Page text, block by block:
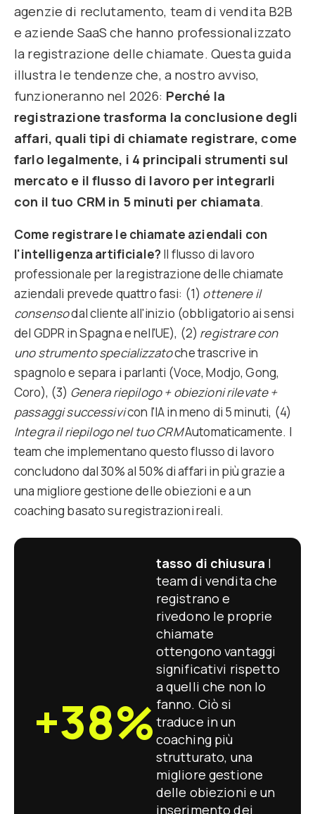
agenzie di reclutamento, team di vendita B2B
e aziende SaaS che hanno professionalizzato
la registrazione delle chiamate. Questa guida
illustra le tendenze che, a nostro avviso,
funzioneranno nel 2026: Perché la
registrazione trasforma la conclusione degli
affari, quali tipi di chiamate registrare, come
farlo legalmente, i 4 principali strumenti sul
mercato e il flusso di lavoro per integrarli
con il tuo CRM in 5 minuti per chiamata.
Come registrare le chiamate aziendali con
l'intelligenza artificiale?Il flusso di lavoro
professionale per la registrazione delle chiamate
aziendali prevede quattro fasi: (1) ottenere il
consensodal cliente all'inizio (obbligatorio ai sensi
del GDPR in Spagna e nell'UE), (2) registrare con
uno strumento specializzatoche trascrive in
spagnolo e separa i parlanti (Voce, Modjo, Gong,
Coro), (3) Genera riepilogo + obiezioni rilevate +
passaggi successivicon l'IA in meno di 5 minuti, (4)
Integra il riepilogo nel tuo CRMAutomaticamente. I
team che implementano questo flusso di lavoro
concludono dal 30% al 50% di affari in più grazie a
una migliore gestione delle obiezioni e a un
coaching basato su registrazioni reali.
+38%
tasso di chiusura I
team di vendita che
registrano e
rivedono le proprie
chiamate
ottengono vantaggi
significativi rispetto
a quelli che non lo
fanno. Ciò si
traduce in un
coaching più
strutturato, una
migliore gestione
delle obiezioni e un
inserimento dei